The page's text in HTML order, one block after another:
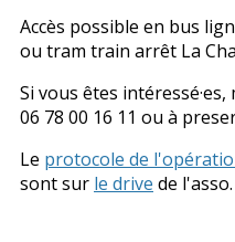
Accès possible en bus
ou tram train arrêt La
Si vous êtes
06 78 00 16 11 ou à
Le protocole de
sont sur le drive de l'asso.